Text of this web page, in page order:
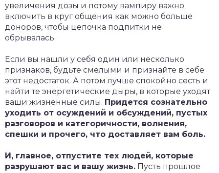
увеличения дозы и потому вампиру важно
включить в круг общения как можно больше
доноров, чтобы цепочка подпитки не
обрывалась.
Если вы нашли у себя один или несколько
признаков, будьте смелыми и признайте в себе
этот недостаток. А потом лучше спокойно сесть и
найти те энергетические дыры, в которые уходят
ваши жизненные силы. Придется сознательно
уходить от осуждений и обсуждений, пустых
разговоров и категоричности, волнения,
спешки и прочего, что доставляет вам боль.
И, главное, отпустите тех людей, которые
разрушают вас и вашу жизнь. Пусть прошлое